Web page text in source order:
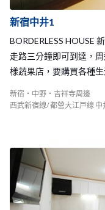
新宿中井1
BORDERLESS HOUSE
走路三分鐘即可到達，
樣蔬果店，要購買各種
武新宿線的下落合站，
這裡可以和來自世界各
能夠擁有自己的私人空
的大家庭唷！
新宿・中野・吉祥寺周邊
西武新宿線/ 都營大江戸線 中